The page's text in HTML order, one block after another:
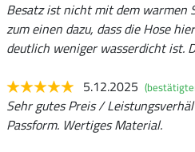
Besatz ist nicht mit dem warmen
zum einen dazu, dass die Hose
deutlich weniger wasserdicht ist.
5.12.2025
Sehr gutes Preis /
Passform. Wertiges Material.